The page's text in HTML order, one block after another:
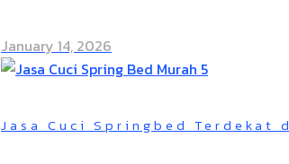
January 14, 2026
Jasa Cuci Springbed Terdekat